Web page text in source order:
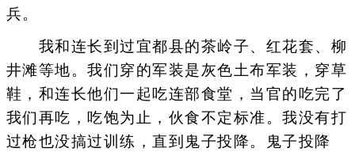
兵。
我和连长到过宜都县的茶岭子、红花套、柳
井滩等地。我们穿的军装是灰色土布军装，穿草
鞋，和连长他们一起吃连部食堂，当官的吃完了
我们再吃，吃饱为止，伙食不定标准。我没有打
过枪也没搞过训练，直到鬼子投降。鬼子投降